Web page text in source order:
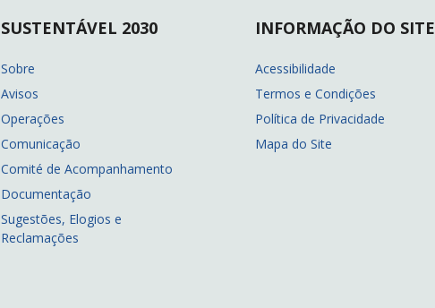
SUSTENTÁVEL 2030
Sobre
Avisos
Operações
Comunicação
Comité de Acompanhamento
Documentação
Sugestões, Elogios e
Reclamações
INFORMAÇÃO DO SITE
Acessibilidade
Termos e Condições
Política de Privacidade
Mapa do Site